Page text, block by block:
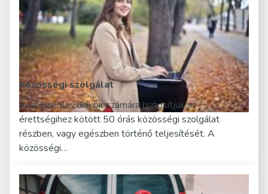
Közösségi szolgálat
Középiskolás diákok számára biztosítjuk az
érettségihez kötött 50 órás közösségi szolgálat
részben, vagy egészben történő teljesítését. A
közösségi…